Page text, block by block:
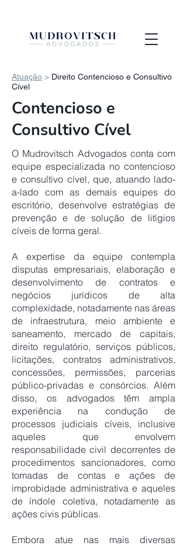
Atuação > Direito Contencioso e Consultivo
Cível
Contencioso e
Consultivo Cível
O Mudrovitsch Advogados conta com
equipe especializada no contencioso
e consultivo cível, que, atuando lado-
a-lado com as demais equipes do
escritório, desenvolve estratégias de
prevenção e de solução de litígios
cíveis de forma geral.
A expertise da equipe contempla
disputas empresariais, elaboração e
desenvolvimento de contratos e
negócios jurídicos de alta
complexidade, notadamente nas áreas
de infraestrutura, meio ambiente e
saneamento, mercado de capitais,
direito regulatório, serviços públicos,
licitações, contratos administrativos,
concessões, permissões, parcerias
público-privadas e consórcios. Além
disso, os advogados têm ampla
experiência na condução de
processos judiciais cíveis, inclusive
aqueles que envolvem
responsabilidade civil decorrentes de
procedimentos sancionadores, como
tomadas de contas e ações de
improbidade administrativa e aqueles
de índole coletiva, notadamente as
ações civis públicas.
Embora atue nas mais diversas